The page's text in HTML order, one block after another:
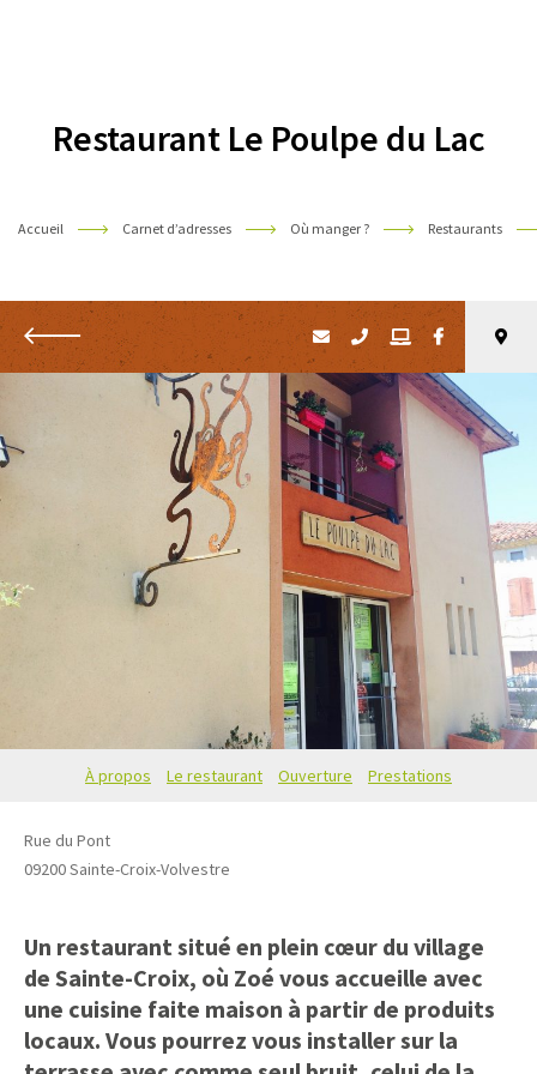
Restaurant Le Poulpe du Lac
Accueil Carnet d’adresses Où manger ? Restaurants
Retour
À propos Le restaurant Ouverture Prestations
Rue du Pont
09200Sainte-Croix-Volvestre
Un restaurant situé en plein cœur du village
de Sainte-Croix, où Zoé vous accueille avec
une cuisine faite maison à partir de produits
locaux. Vous pourrez vous installer sur la